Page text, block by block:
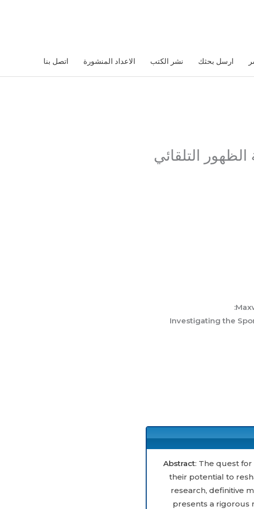
ارسل بحثك نشر الكتب الاعداد المنشورة اتصل بنا
التلقائي
Investigating the
Abstract: The quest
their potential to
research, definitive
presents a rigorous